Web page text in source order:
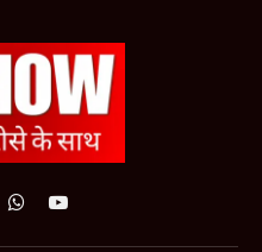
WhatsApp
YouTube